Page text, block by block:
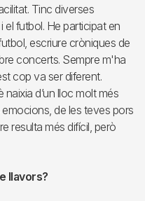
Tinc diverses
futbol. He participat en
escriure cròniques de
concerts. Sempre m'ha
cop va ser diferent.
d’un lloc molt més
de les teves pors
resulta més difícil, però
llavors?